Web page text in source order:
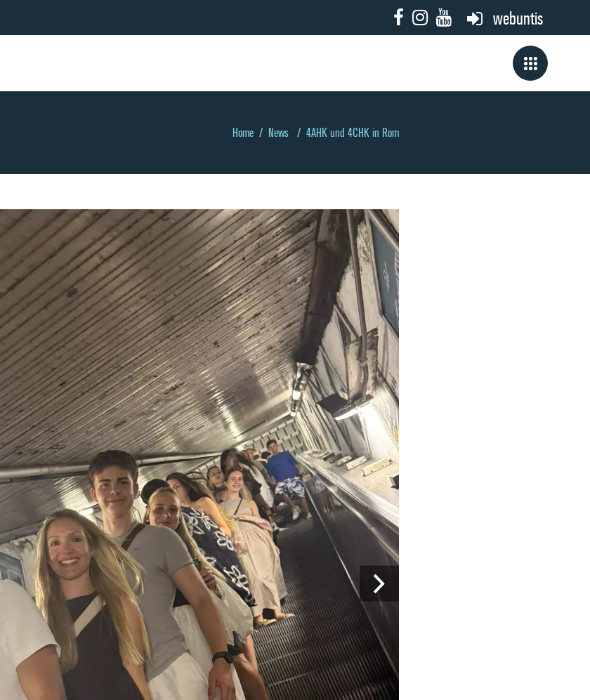
webuntis
Home / News / 4AHK und 4CHK in Rom